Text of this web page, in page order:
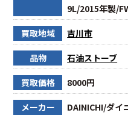
9L/2015年製/
買取地域 吉川市
品物 石油ストーブ
買取価格 8000円
メーカー DAINICHI/ダイ